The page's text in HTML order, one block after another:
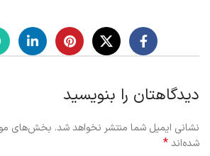
دیدگاهتان را بنویسید
نشانی ایمیل شما منتشر نخواهد شد. بخش‌های
شده‌اند*